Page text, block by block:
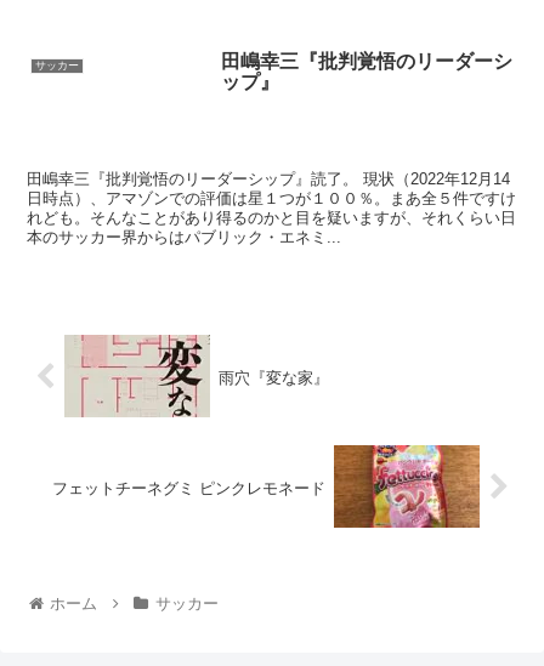
サッカー
田嶋幸三『批判覚悟のリーダーシ
ップ』
田嶋幸三『批判覚悟のリーダーシップ』読了。 現状（2022年12月14
日時点）、アマゾンでの評価は星１つが１００％。まあ全５件ですけ
れども。そんなことがあり得るのかと目を疑いますが、それくらい日
本のサッカー界からはパブリック・エネミ...
雨穴『変な家』
フェットチーネグミ ピンクレモネード
ホーム サッカー